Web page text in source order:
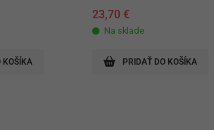
KOŠÍKA
23,70 €
Na sklade
PRIDAŤ DO KOŠÍKA